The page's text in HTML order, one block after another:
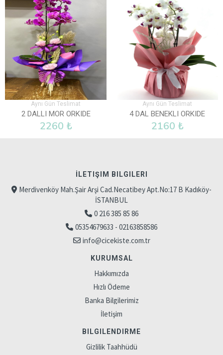
Aynı Gün Teslimat
2 DALLI MOR ORKIDE
2260 ₺
Aynı Gün Teslimat
4 DAL BENEKLI ORKIDE
2160 ₺
İLETIŞIM BILGILERI
Merdivenköy Mah.Şair Arşi Cad.Necatibey Apt.No:17 B Kadıköy-
İSTANBUL
0 216 385 85 86
05354679633 - 02163858586
info@cicekiste.com.tr
KURUMSAL
Hakkımızda
Hızlı Ödeme
Banka Bilgilerimiz
İletişim
BILGILENDIRME
Gizlilik Taahhüdü